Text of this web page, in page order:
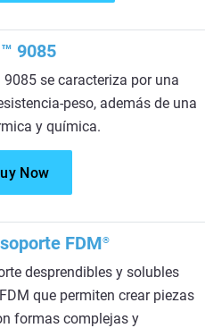
9085
9085 se caracteriza por una
peso, además de una
y química.
Now
FDM®
desprendibles y solubles
que permiten crear piezas
formas complejas y